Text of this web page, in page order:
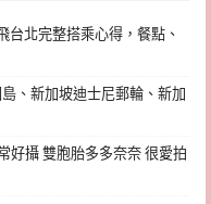
台北完整搭乘心得，餐點、
、新加坡迪士尼郵輪、新加
好攝 雙胞胎多多奈奈 很愛拍